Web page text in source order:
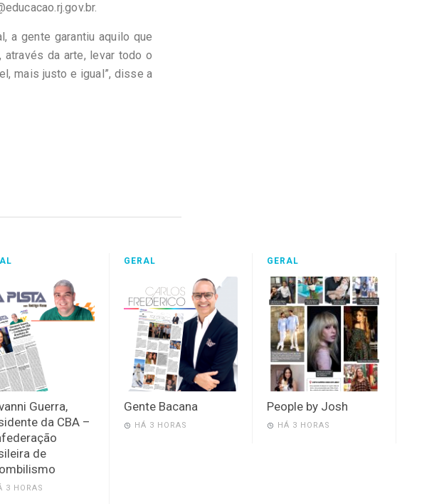
a gente garantiu aquilo que
da arte, levar todo o
mais justo e igual”, disse a
Guerra,
da CBA –
de
3 HORAS
GERAL
Gente Bacana
HÁ 3 HORAS
GERAL
People by Josh
HÁ 3 HORAS